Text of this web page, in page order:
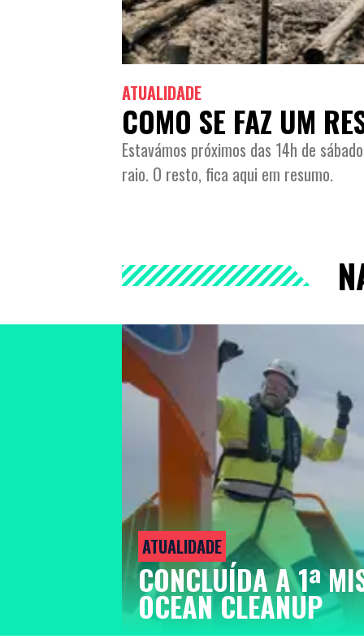
ATUALIDADE
COMO SE FAZ UM
Estavámos próximos das 14h de
raio. O resto, fica aqui em resumo.
ATUALIDADE
CONCLUÍDA A 1ª
OCEAN CLEANUP